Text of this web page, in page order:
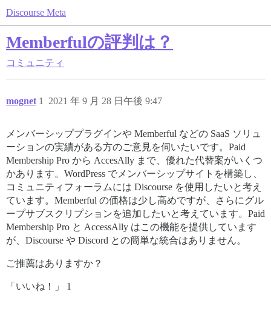
Discourse Meta
Memberfulの評判は？
コミュニティ
mognet 2021 年 9 月 28 日午後 9:47
1
メンバーシッププラグインや Memberful などの SaaS ソリュ
ーションの実績がある方のご意見を伺いたいです。Paid
Membership Pro から AccesAlly まで、優れた代替案がいくつ
かあります。WordPress でメンバーシップサイトを構築し、
コミュニティフォーラムには Discourse を使用したいと考え
ています。Memberful の価格は少し高めですが、さらにグル
ープサブスクリプションを追加したいと考えています。Paid
Membership Pro と AccessAlly はこの機能を提供しています
が、Discourse や Discord との簡単な統合はありません。
ご推薦はありますか？
「いいね！」 1